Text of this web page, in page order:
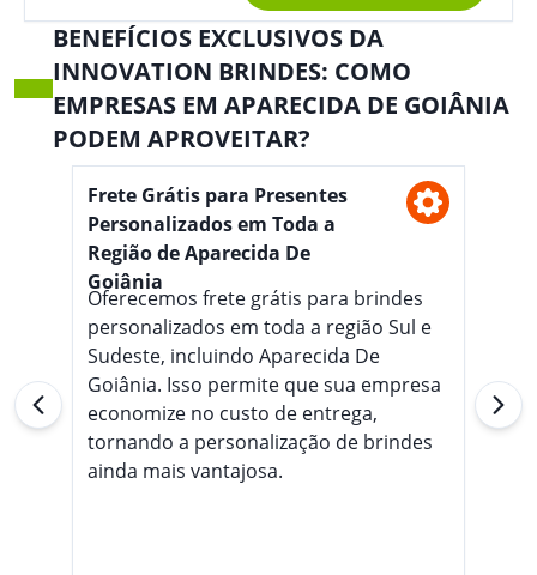
BENEFÍCIOS EXCLUSIVOS DA
INNOVATION BRINDES: COMO
EMPRESAS EM APARECIDA DE GOIÂNIA
PODEM APROVEITAR?
Frete Grátis para Presentes
Personalizados em Toda a
Região de Aparecida De
Goiânia
Oferecemos frete grátis para brindes
personalizados em toda a região Sul e
Sudeste, incluindo Aparecida De
Goiânia. Isso permite que sua empresa
economize no custo de entrega,
tornando a personalização de brindes
ainda mais vantajosa.